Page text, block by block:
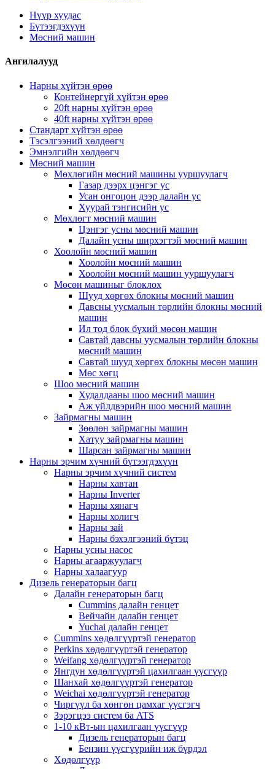
Нүүр хуудас
Бүтээгдэхүүн
Мөсний машин
Ангилалууд
Нарны хүйтэн өрөө
Контейнергүй хүйтэн өрөө
20ft нарны хүйтэн өрөө
40ft нарны хүйтэн өрөө
Стандарт хүйтэн өрөө
Тэсэлгээний хөлдөөгч
Эмнэлгийн хөлдөөгч
Мөсний машин
Мөхлөгийн мөсний машины ууршуулагч
Газар дээрх цэнгэг ус
Усан онгоцон дээр далайн ус
Хуурай тэнгисийн ус
Мөхлөгт мөсний машин
Цэнгэг усны мөсний машин
Далайн усны ширхэгтэй мөсний машин
Хоолойн мөсний машин
Хоолойн мөсний машин
Хоолойн мөсний машин ууршуулагч
Мөсөн машиныг блоклох
Шууд хөргөх блокны мөсний машин
Давсны уусмалын төрлийн блокны мөсний
машин
Ил тод блок бүхий мөсөн машин
Савтай давсны уусмалын төрлийн блокны
мөсний машин
Савтай шууд хөргөх блокны мөсөн машин
Мөс хөгц
Шоо мөсний машин
Худалдааны шоо мөсний машин
Аж үйлдвэрийн шоо мөсний машин
Зайрмагны машин
Зөөлөн зайрмагны машин
Хатуу зайрмагны машин
Шарсан зайрмагны машин
Нарны эрчим хүчний бүтээгдэхүүн
Нарны эрчим хүчний систем
Нарны хавтан
Нарны Inverter
Нарны хянагч
Нарны холигч
Нарны зай
Нарны бэхэлгээний бүтэц
Нарны усны насос
Нарны агааржуулагч
Нарны халаагуур
Дизель генераторын багц
Далайн генераторын багц
Cummins далайн генцет
Вейчайн далайн генцет
Yuchai далайн генцет
Cummins хөдөлгүүртэй генератор
Perkins хөдөлгүүртэй генератор
Weifang хөдөлгүүртэй генератор
Янгдун хөдөлгүүртэй цахилгаан үүсгүүр
Шанхай хөдөлгүүртэй генератор
Weichai хөдөлгүүртэй генератор
Чиргүүл ба хөнгөн цамхаг үүсгэгч
Зэрэгцээ систем ба ATS
1-10 кВт-ын цахилгаан үүсгүүр
Дизель генераторын багц
Бензин үүсгүүрийн иж бүрдэл
Хөдөлгүүр